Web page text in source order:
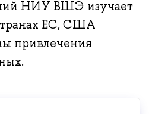
НИУ ВШЭ изучает
ЕС, США
привлечения